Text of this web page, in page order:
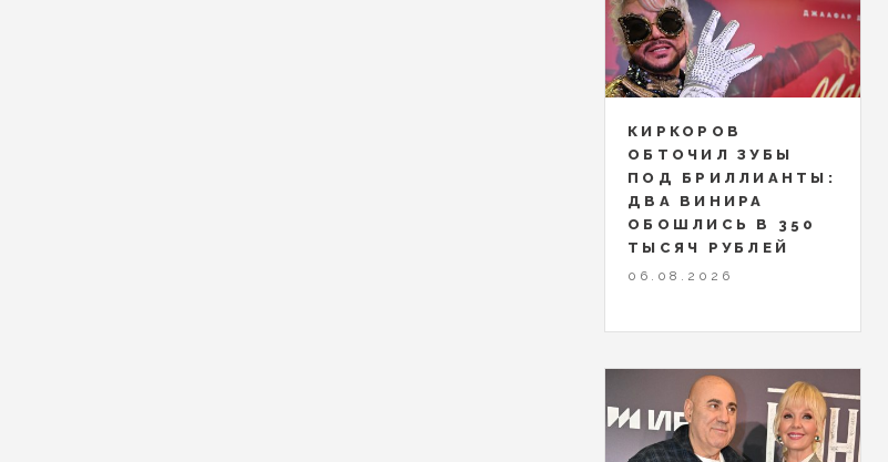
КИРКОРОВ
ОБТОЧИЛ ЗУБЫ
ПОД БРИЛЛИАНТЫ:
ДВА ВИНИРА
ОБОШЛИСЬ В 350
ТЫСЯЧ РУБЛЕЙ
06.08.2026